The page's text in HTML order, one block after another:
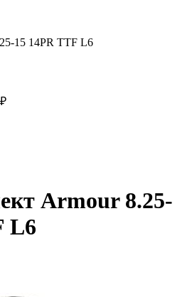
15 14PR TTF L6
Armour 8.25-
L6